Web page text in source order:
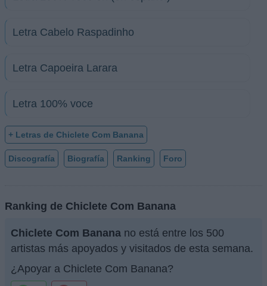
Letra Cabelo Raspadinho
Letra Capoeira Larara
Letra 100% voce
+ Letras de Chiclete Com Banana
Discografía Biografía Ranking Foro
Ranking de Chiclete Com Banana
Chiclete Com Banana no está entre los 500
artistas más apoyados y visitados de esta semana.
¿Apoyar a Chiclete Com Banana?